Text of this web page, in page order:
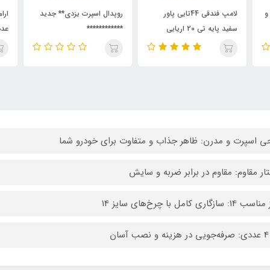
روپدال اسپرت یزدی** جدید
************
عددی
اسپرت و مدرن: ظاهر جذاب و متفاوت برای خودرو شما
مقاوم: مقاوم در برابر ضربه و سایش
کامل با چرخ‌های سایز 14